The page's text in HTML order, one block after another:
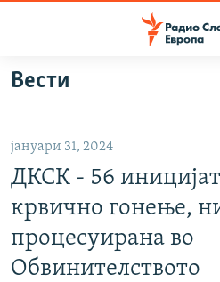
Оди
на
Оди
на
главната
навигација
Премини
на
пребарување
ВИЗУЕЛНО
ВЕСТИ
ШТО ТРЕБА ДА ЗНАЕТЕ
ПРИЈАВИ СЕ ЗА ЊУЗЛЕТЕР
Вести
јануари 31, 2024
ДКСК - 56
крвично гонење,
процесуирана во
Обвинителството